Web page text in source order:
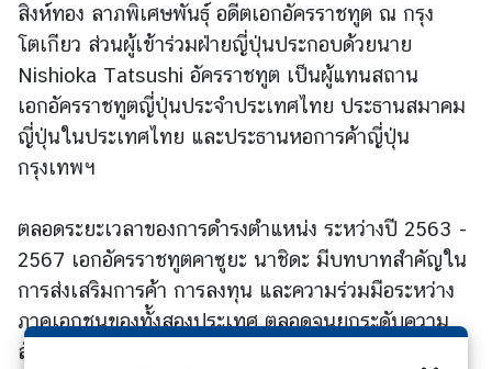
ร
ต่
า
ง
ป
ร
ท
ศ
บ
สิงห์ทอง ลาภพิเศษพันธุ์ อดีตเอกอัครราชทูต ณ กรุง
โตเกียว ส่วนผู้เข้าร่วมฝ่ายญี่ปุ่นประกอบด้วยนาย
Nishioka Tatsushi อัครราชทูต เป็นผู้แทนสถาน
เอกอัครราชทูตญี่ปุ่นประจำประเทศไทย ประธานสมาคม
ญี่ปุ่นในประเทศไทย และประธานหอการค้าญี่ปุ่น
กรุงเทพฯ
ตลอดระยะเวลาของการดำรงตำแหน่ง ระหว่างปี 2563 -
2567 เอกอัครราชทูตคาซูยะ นาชิดะ มีบทบาทสำคัญใน
การส่งเสริมการค้า การลงทุน และความร่วมมือระหว่าง
ภาคเอกชนของทั้งสองประเทศ ตลอดจนยกระดับความ
สัมพันธ์ประเทศไทย - ญี่ปุ่นให้เป็นหุ้นส่วนทาง